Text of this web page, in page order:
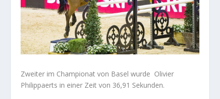
Zweiter im Championat von Basel wurde Olivier
Philippaerts in einer Zeit von 36,91 Sekunden.